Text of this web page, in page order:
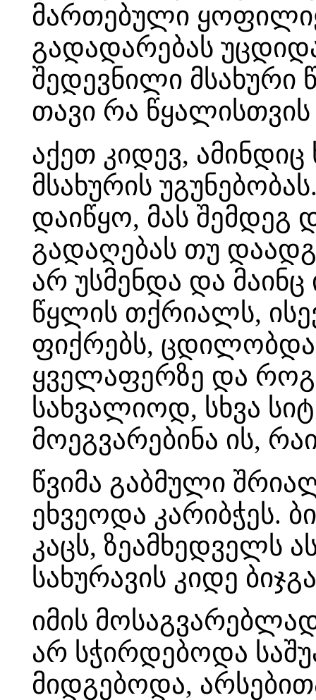
მართებული
გადადარებას
შედევნილი მსახური
თავი რა წყალისთვის
აქეთ კიდევ,
მსახურის
დაიწყო, მას
გადაღებას თუ
არ უსმენდა და მაინც
წყლის თქრიალს,
ფიქრებს, ცდილობდა
ყველაფერზე და
სახვალიოდ, სხვა
მოეგვარებინა ის,
წვიმა გაბმული
ეხვეოდა კარიბჭეს.
კაცს, ზეამხედველს
სახურავის კიდე
იმის
არ სჭირდებოდა
მიდგებოდა,